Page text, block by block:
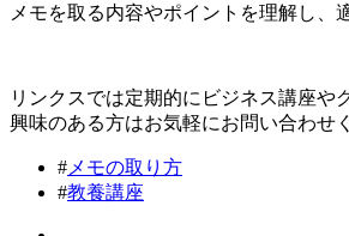
メモを取る内容やポイントを理解し、
リンクスでは定期的にビジネス講座や
興味のある方はお気軽にお問い合わせ
# メモの取り方
#教養講座